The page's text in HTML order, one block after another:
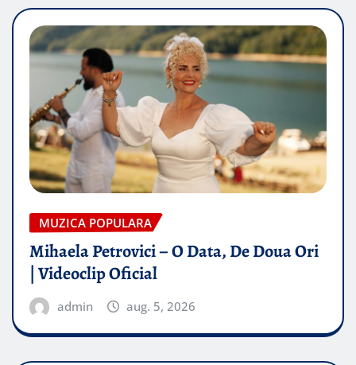
MUZICA POPULARA
Mihaela Petrovici – O Data, De Doua Ori
| Videoclip Oficial
admin aug. 5, 2026